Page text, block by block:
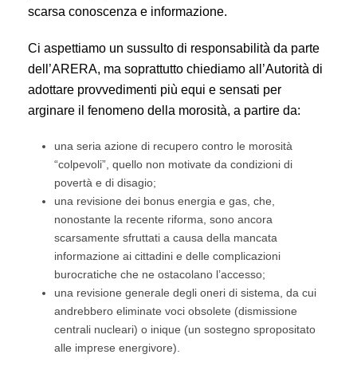
scarsa conoscenza e informazione.
Ci aspettiamo un sussulto di responsabilità da parte
dell’ARERA, ma soprattutto chiediamo all’Autorità di
adottare provvedimenti più equi e sensati per
arginare il fenomeno della morosità, a partire da:
una seria azione di recupero contro le morosità
“colpevoli”, quello non motivate da condizioni di
povertà e di disagio;
una revisione dei bonus energia e gas, che,
nonostante la recente riforma, sono ancora
scarsamente sfruttati a causa della mancata
informazione ai cittadini e delle complicazioni
burocratiche che ne ostacolano l’accesso;
una revisione generale degli oneri di sistema, da cui
andrebbero eliminate voci obsolete (dismissione
centrali nucleari) o inique (un sostegno spropositato
alle imprese energivore).